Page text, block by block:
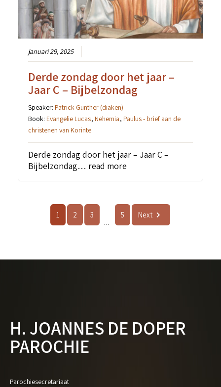
januari 29, 2025
Derde zondag door het jaar –
Jaar C – Bijbelzondag
Speaker:Patrick Gunther (diaken)
Book:Evangelie Lucas,Nehemia,Paulus - brief aan de
christenen van Korinte
Derde zondag door het jaar – Jaar C –
Bijbelzondag… read more
1 2 3
...
5 Next
H. JOANNES DE DOPER
PAROCHIE
Parochiesecretariaat